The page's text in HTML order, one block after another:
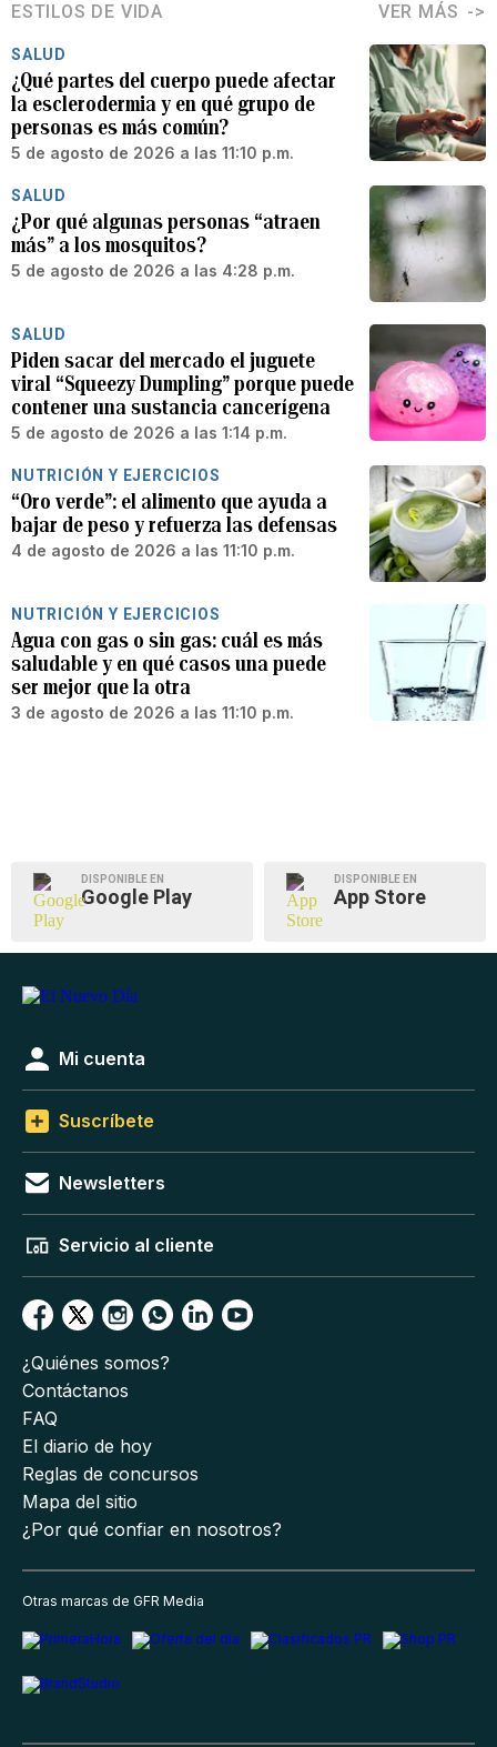
ESTILOS DE VIDA VER MÁS
SALUD
¿Qué partes del cuerpo puede afectar
la esclerodermia y en qué grupo de
personas es más común?
5 de agosto de 2026 a las 11:10 p.m.
SALUD
¿Por qué algunas personas “atraen
más” a los mosquitos?
5 de agosto de 2026 a las 4:28 p.m.
SALUD
Piden sacar del mercado el juguete
viral “Squeezy Dumpling” porque puede
contener una sustancia cancerígena
5 de agosto de 2026 a las 1:14 p.m.
NUTRICIÓN Y EJERCICIOS
“Oro verde”: el alimento que ayuda a
bajar de peso y refuerza las defensas
4 de agosto de 2026 a las 11:10 p.m.
NUTRICIÓN Y EJERCICIOS
Agua con gas o sin gas: cuál es más
saludable y en qué casos una puede
ser mejor que la otra
3 de agosto de 2026 a las 11:10 p.m.
DISPONIBLE EN
Google Play
DISPONIBLE EN
App Store
Mi cuenta
Suscríbete
Newsletters
Servicio al cliente
¿Quiénes somos?
Contáctanos
FAQ
El diario de hoy
Reglas de concursos
Mapa del sitio
¿Por qué confiar en nosotros?
Otras marcas de GFR Media